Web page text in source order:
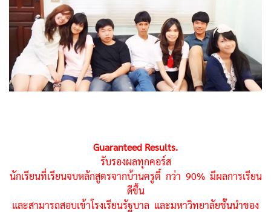
Guaranteed Results.
รับรองผลทุกคอร์ส
นักเรียนที่เรียนจบหลักสูตรจากบ้านครูตี๋ กว่า 90% มีผลการเรียน
ดีขึ้น
และสามารถสอบเข้าโรงเรียนรัฐบาล และมหาวิทยาลัยชั้นนำของ